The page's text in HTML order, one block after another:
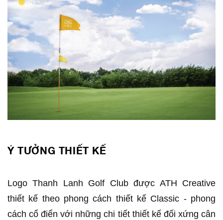
Ý TƯỞNG THIẾT KẾ
Logo Thanh Lanh Golf Club được ATH Creative
thiết kế theo phong cách thiết kế Classic - phong
cách cổ điển với những chi tiết thiết kế đối xứng cân